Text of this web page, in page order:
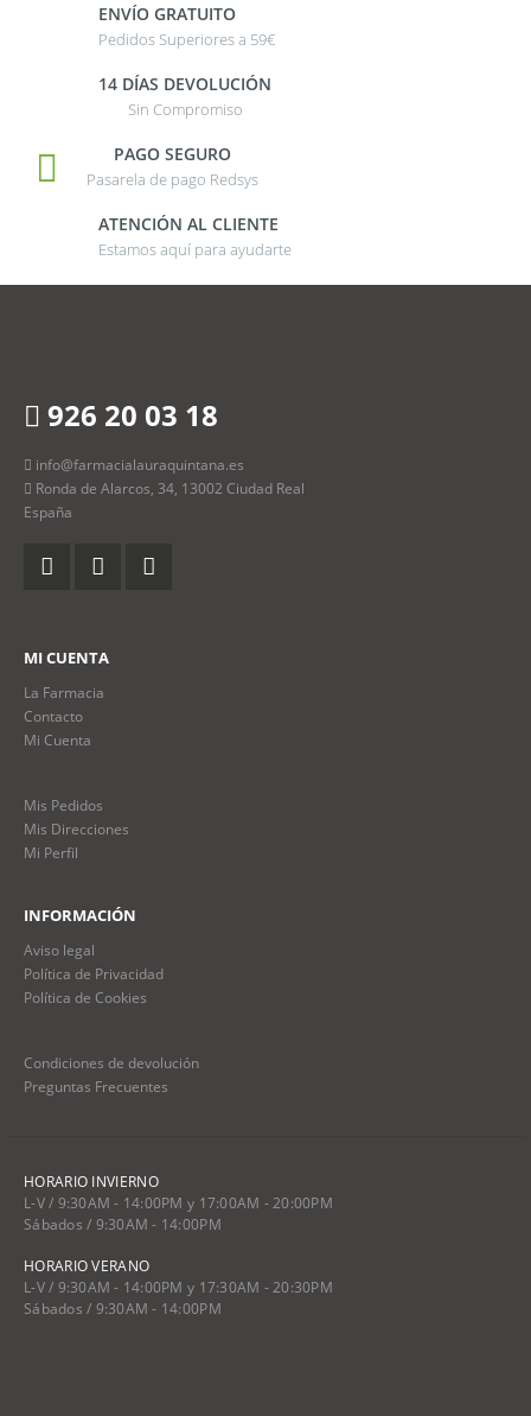
ENVÍO GRATUITO
Pedidos Superiores a 59€
14 DÍAS DEVOLUCIÓN
Sin Compromiso
PAGO SEGURO
Pasarela de pago Redsys
ATENCIÓN AL CLIENTE
Estamos aquí para ayudarte
926 20 03 18
info@farmacialauraquintana.es
Ronda de Alarcos, 34, 13002 Ciudad Real
España
MI CUENTA
La Farmacia
Contacto
Mi Cuenta
Mis Pedidos
Mis Direcciones
Mi Perfil
INFORMACIÓN
Aviso legal
Política de Privacidad
Política de Cookies
Condiciones de devolución
Preguntas Frecuentes
HORARIO INVIERNO
L-V / 9:30AM - 14:00PM y 17:00AM - 20:00PM
Sábados / 9:30AM - 14:00PM
HORARIO VERANO
L-V / 9:30AM - 14:00PM y 17:30AM - 20:30PM
Sábados / 9:30AM - 14:00PM